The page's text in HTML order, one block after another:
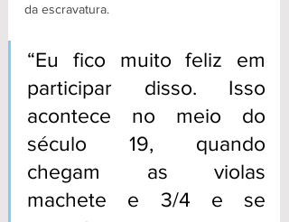
da escravatura.
“Eu fico muito feliz em
participar disso. Isso
acontece no meio do
século 19, quando
chegam as violas
machete e 3/4 e se